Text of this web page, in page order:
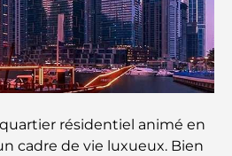
Property in Dubai (2025-
sport de Damac Hills : Les
de remise en forme à Damac
commerciaux de Dubaï pour
résidentiel animé en
cadre de vie luxueux. Bien